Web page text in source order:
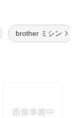
brother ミシン